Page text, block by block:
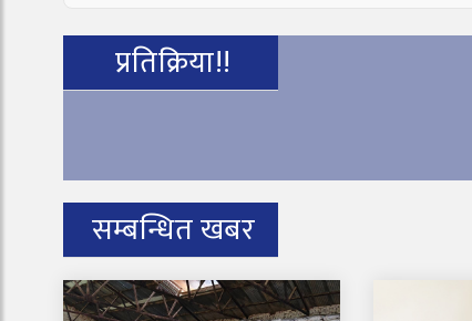
प्रतिक्रिया!!
सम्बन्धित खबर